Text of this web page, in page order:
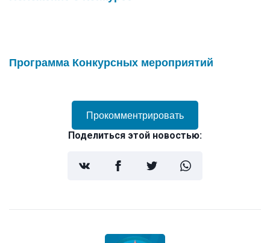
Программа Конкурсных мероприятий
Прокомментрировать
Поделиться этой новостью: